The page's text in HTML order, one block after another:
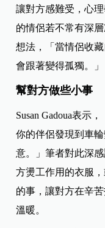
讓對方感難受，心理
的情侶若不常有深
想法，「當情侶收
會跟著變得孤獨。」
幫對方做些小事
Susan Gadoua表示
你的伴侶發現到車
意。」筆者對此深
方燙工作用的衣服
的事，讓對方在辛
溫暖。